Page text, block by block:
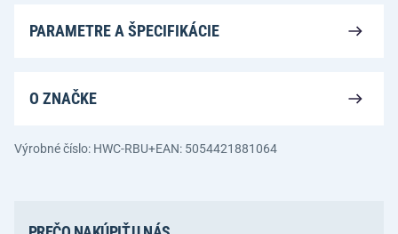
PARAMETRE A ŠPECIFIKÁCIE
O ZNAČKE
Výrobné číslo: HWC-RBU+EAN: 5054421881064